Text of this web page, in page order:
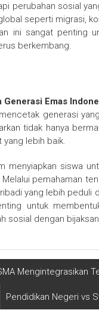
perubahan sosial
seperti migrasi,
ini sangat penting
berkembang.
Emas
generasi
tidak hanya
lebih baik.
menyiapkan siswa
pemahaman
yang lebih peduli
untuk
sosial dengan
Mengintegrasikan
Pendidikan Negeri vs